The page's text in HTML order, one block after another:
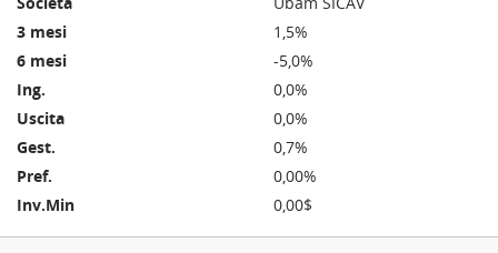
1,5%
-5,0%
0,0%
0,0%
0,7%
0,00%
0,00$